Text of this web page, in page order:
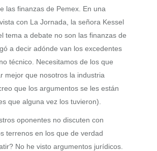
las finanzas de Pemex. En una
con La Jornada, la señora Kessel
tema a debate no son las finanzas de
a decir adónde van los excedentes
técnico. Necesitamos de los que
mejor que nosotros la industria
que los argumentos se les están
que alguna vez los tuvieron).
oponentes no discuten con
terrenos en los que de verdad
No he visto argumentos jurídicos.